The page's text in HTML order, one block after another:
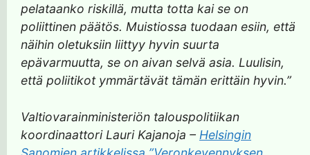
pelataanko riskillä, mutta totta kai se on
poliittinen päätös. Muistiossa tuodaan esiin, että
näihin oletuksiin liittyy hyvin suurta
epävarmuutta, se on aivan selvä asia. Luulisin,
että poliitikot ymmärtävät tämän erittäin hyvin.”
Valtiovarainministeriön talouspolitiikan
koordinaattori Lauri Kajanoja – Helsingin